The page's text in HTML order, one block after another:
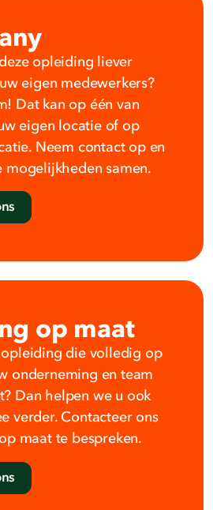
opleiding liever
eigen medewerkers?
Dat kan op één van
eigen locatie of op
Neem contact op en
mogelijkheden samen.
op maat
opleiding die volledig op
onderneming en team
Dan helpen we u ook
verder. Contacteer ons
maat te bespreken.